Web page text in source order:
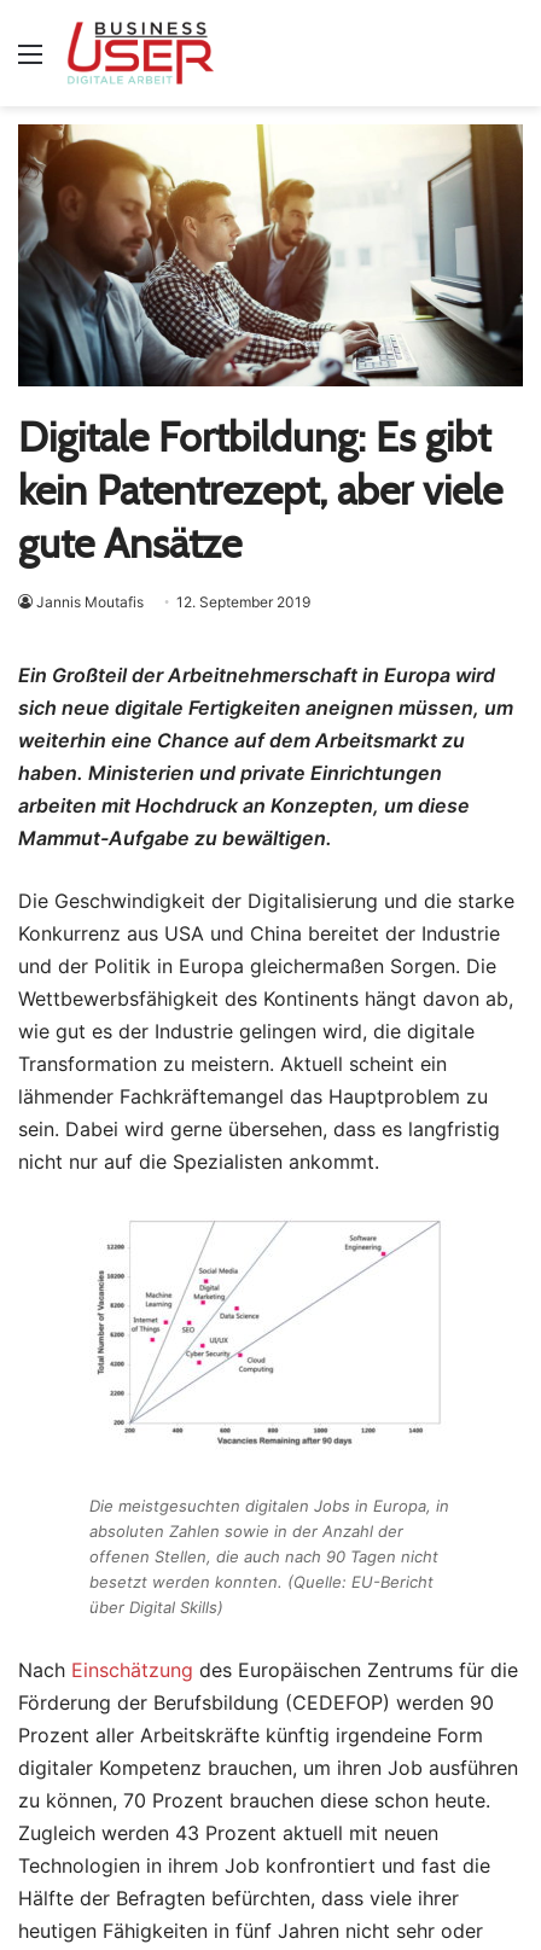
Menü
Digitale Fortbildung: Es gibt
kein Patentrezept, aber viele
gute Ansätze
Jannis Moutafis 12. September 2019
Ein Großteil der Arbeitnehmerschaft in Europa wird
sich neue digitale Fertigkeiten aneignen müssen, um
weiterhin eine Chance auf dem Arbeitsmarkt zu
haben. Ministerien und private Einrichtungen
arbeiten mit Hochdruck an Konzepten, um diese
Mammut-Aufgabe zu bewältigen.
Die Geschwindigkeit der Digitalisierung und die starke
Konkurrenz aus USA und China bereitet der Industrie
und der Politik in Europa gleichermaßen Sorgen. Die
Wettbewerbsfähigkeit des Kontinents hängt davon ab,
wie gut es der Industrie gelingen wird, die digitale
Transformation zu meistern. Aktuell scheint ein
lähmender Fachkräftemangel das Hauptproblem zu
sein. Dabei wird gerne übersehen, dass es langfristig
nicht nur auf die Spezialisten ankommt.
Die meistgesuchten digitalen Jobs in Europa, in
absoluten Zahlen sowie in der Anzahl der
offenen Stellen, die auch nach 90 Tagen nicht
besetzt werden konnten. (Quelle: EU-Bericht
über Digital Skills)
Nach Einschätzung des Europäischen Zentrums für die
Förderung der Berufsbildung (CEDEFOP) werden 90
Prozent aller Arbeitskräfte künftig irgendeine Form
digitaler Kompetenz brauchen, um ihren Job ausführen
zu können, 70 Prozent brauchen diese schon heute.
Zugleich werden 43 Prozent aktuell mit neuen
Technologien in ihrem Job konfrontiert und fast die
Hälfte der Befragten befürchten, dass viele ihrer
heutigen Fähigkeiten in fünf Jahren nicht sehr oder